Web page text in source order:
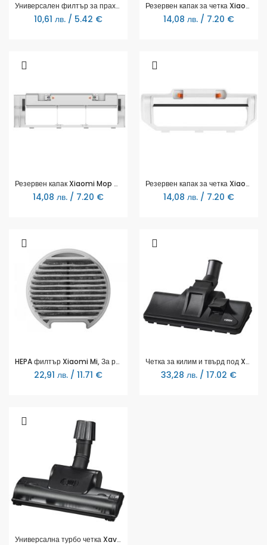
Универсален филтър за прахосмукачка Xavax, Активен филтър, 3 бр.
10,61 лв. / 5.42 €
Резервен капак за четка Xiaomi Brush Cover, за Mi Robot Vacuum-Mop P, Черен
14,08 лв. / 7.20 €
Резервен капак Xiaomi Mop Brush Cover, за Mi Robot Vacuum-Mop, SKV4130TY
14,08 лв. / 7.20 €
Резервен капак за четка Xiaomi Brush Cover, за Mi Robot Vacuum-Mop Pro, SKV4122TY
14,08 лв. / 7.20 €
HEPA филтър Xiaomi Mi, За ръчна прахосмукачка Mi Vacuum Cleaner Light, 2 бр.
22,91 лв. / 11.71 €
Четка за килим и твърд под Xavax Comfort, 110287
33,28 лв. / 17.02 €
Универсална турбо четка Xavax, за прахосмукачки, 110234